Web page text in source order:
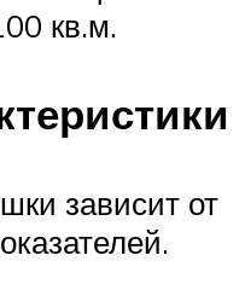
кв.м.
зависит от